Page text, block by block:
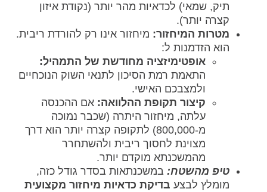
תיק, שמאי) לכדאיות מהר יותר (נקודת איזון
קצרה יותר).
מטרות המיחזור: מיחזור אינו רק להורדת ריבית.
הוא הזדמנות ל:
אופטימיזציה מחודשת של התמהיל:
התאמת רמת הסיכון לתנאי השוק הנוכחיים
ולמצבכם האישי.
קיצור תקופת ההלוואה: אם ההכנסה
עלתה, מיחזור היתרה (שכבר נמוכה
מ-800,000) לתקופה קצרה יותר הוא דרך
מצוינת לחסוך ריבית ולהשתחרר
מהמשכנתא מוקדם יותר.
טיפ מהשטח:במשכנתאות בסדר גודל כזה,
מומלץ לבצע בדיקת כדאיות מיחזור מקצועית